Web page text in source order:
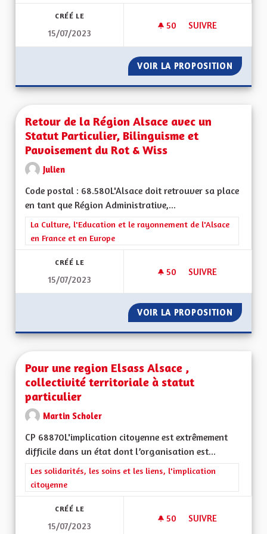
CRÉÉ LE
15/07/2023
50 50 ABONNÉS
SUIVRE
VOIR LA PROPOSITION
Retour de la Région Alsace avec un
Statut Particulier, Bilinguisme et
Pavoisement du Rot & Wiss
Julien
Code postal : 68.580L'Alsace doit retrouver sa place
en tant que Région Administrative,...
Filtrer les résultats de la catégorie : La Culture, l'Education et
La Culture, l'Education et le rayonnement de l'Alsace
en France et en Europe
CRÉÉ LE
15/07/2023
50 50 ABONNÉS
SUIVRE
VOIR LA PROPOSITION
Pour une region Elsass Alsace ,
collectivité territoriale à statut
particulier
Martin Scholer
CP 68870L'implication citoyenne est extrêmement
difficile dans un état dont l’organisation est...
Filtrer les résultats de la catégorie : Les solidarités, les soins
Les solidarités, les soins et les liens, l'implication
citoyenne
CRÉÉ LE
15/07/2023
50 50 ABONNÉS
SUIVRE